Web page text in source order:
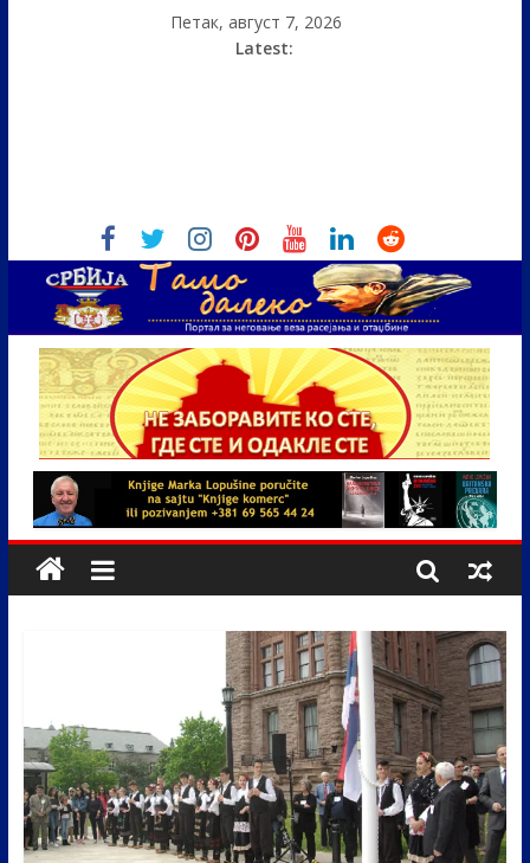
Петак, август 7, 2026
Latest: